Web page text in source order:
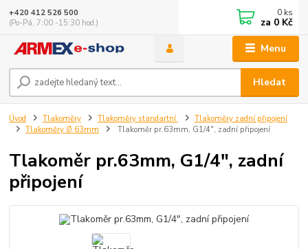
Menu
Hledat
+420 412 526 500
(Po-Pá, 7:00 -15:30 hod.)
0 ks
za 0 Kč
Úvod Tlakoměry Tlakoměry standartní
Tlakoměry zadní připojení
Tlakoměry Ø 63mm
Tlakoměr pr.63mm, G1/4", zadní připojení
Tlakoměr pr.63mm, G1/4", zadní
připojení